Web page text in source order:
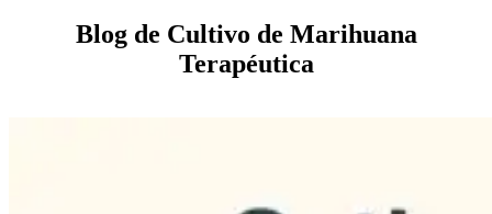
Blog de Cultivo de Marihuana
Terapéutica